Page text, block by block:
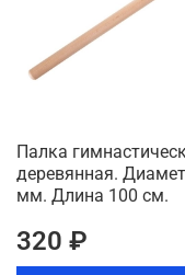
Палка
деревянная.
мм. Длина 100 см.
320 ₽